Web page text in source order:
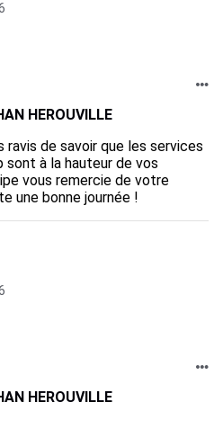
HEROUVILLE
ravis de savoir que les services
sont à la hauteur de vos
vous remercie de votre
une bonne journée !
HEROUVILLE